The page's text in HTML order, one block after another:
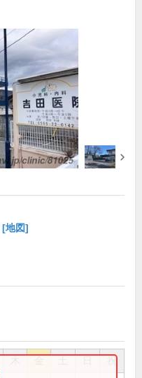
[地図]
祝